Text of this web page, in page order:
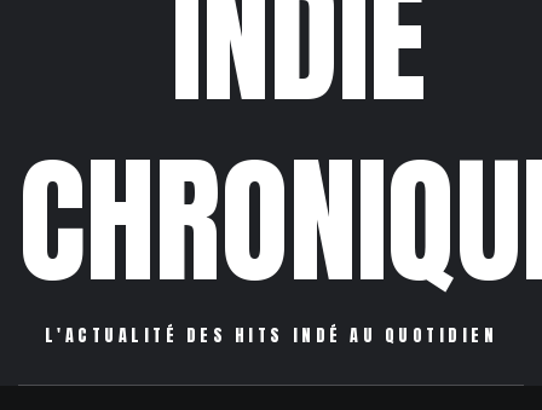
L'ACTUALITÉ DES HITS INDÉ AU QUOTIDIEN